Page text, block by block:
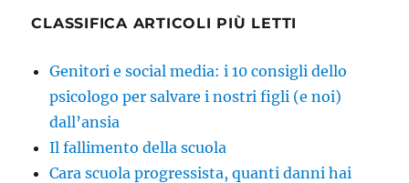
CLASSIFICA ARTICOLI PIÙ LETTI
Genitori e social media: i 10 consigli dello
psicologo per salvare i nostri figli (e noi)
dall’ansia
Il fallimento della scuola
Cara scuola progressista, quanti danni hai